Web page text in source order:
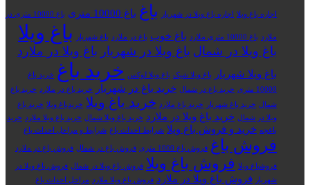
اجاره باغ ویلا اجاره باغ ویلا در شهریار باغ باغ 10000 متری باغ 10000 متری در
ملارد باغ 10000 متری ملارد باغ خوب باغ در ملارد باغ شهریار باغ ویلا
باغ ویلا در شمال باغ ویلا در شهریار باغ ویلا در ملارد
باغ ویلا شهریار باغ ویلا شیک باغ ویلا لوکس خرید باغ خرید باغ
10000 متری
خرید باغ در شمال خرید باغ در شهریار خرید باغ در ملارد
خرید باغ
شمال خرید باغ شهریار خرید باغ ملارد خرید باغ ویلا خریدباغ ویلا خرید باغ
ویلا در شمال خرید باغ ویلا در ملارد خرید باغ ویلا شمال خرید باغ ویلا ملارد
خرید
باغچه خرید و فروش باغ ویلا شرایط احداث باغ شرایط و مراحل احداث باغ
فروش باغ فروش باغ 1000 متری فروش باغ در شمال فروش باغ در ملارد
فروشباغ ویلا فروش باغ ویلا فروش باغ ویلا در شمال فروش باغ ویلا در
شهریار
فروش باغ ویلا در ملارد فروش باغ ویلا ملارد مراحل احداث باغ